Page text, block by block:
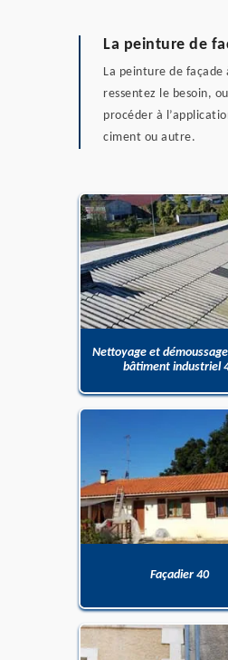
La peinture de
La peinture de
ressentez le besoin,
procéder à
ciment ou autre.
Nettoyage et
bâtiment industriel
Façadier 40